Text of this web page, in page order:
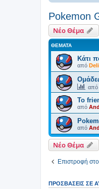
Pokemon
Νέο Θέμα
ΘΈΜΑΤΑ
Κάτι
από
από
Το
από
από
Νέο Θέμα
Επιστροφή
ΠΡΟΣΒΆΣΕΙΣ ΣΕ